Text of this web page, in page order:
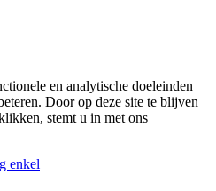
en analytische doeleinden
Door op deze site te blijven
stemt u in met ons
enkel